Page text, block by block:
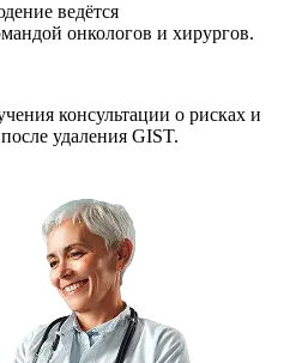
ведётся
онкологов и хирургов.
консультации о рисках и
удаления GIST.